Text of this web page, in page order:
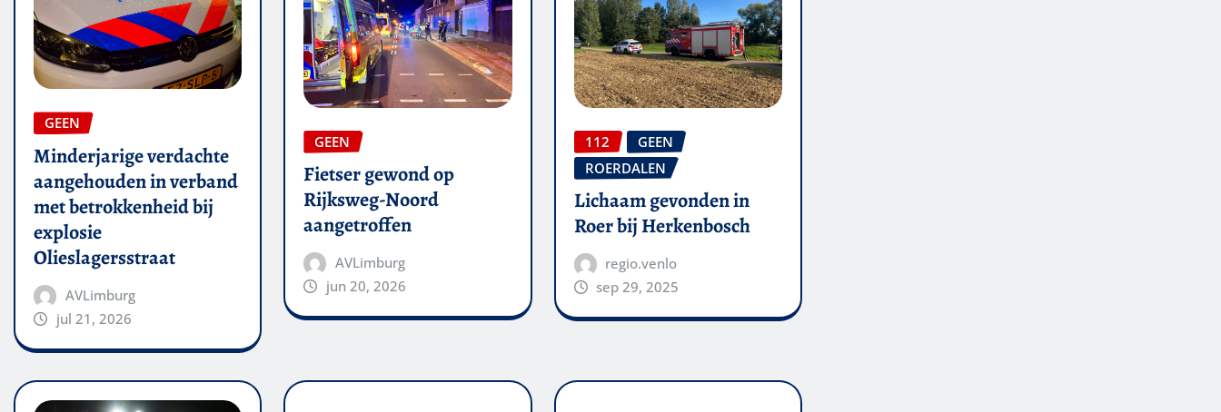
GEEN
Minderjarige verdachte
aangehouden in verband
met betrokkenheid bij
explosie
Olieslagersstraat
AVLimburg
jul 21, 2026
GEEN
Fietser gewond op
Rijksweg-Noord
aangetroffen
AVLimburg
jun 20, 2026
112
GEEN
ROERDALEN
Lichaam gevonden in
Roer bij Herkenbosch
regio.venlo
sep 29, 2025